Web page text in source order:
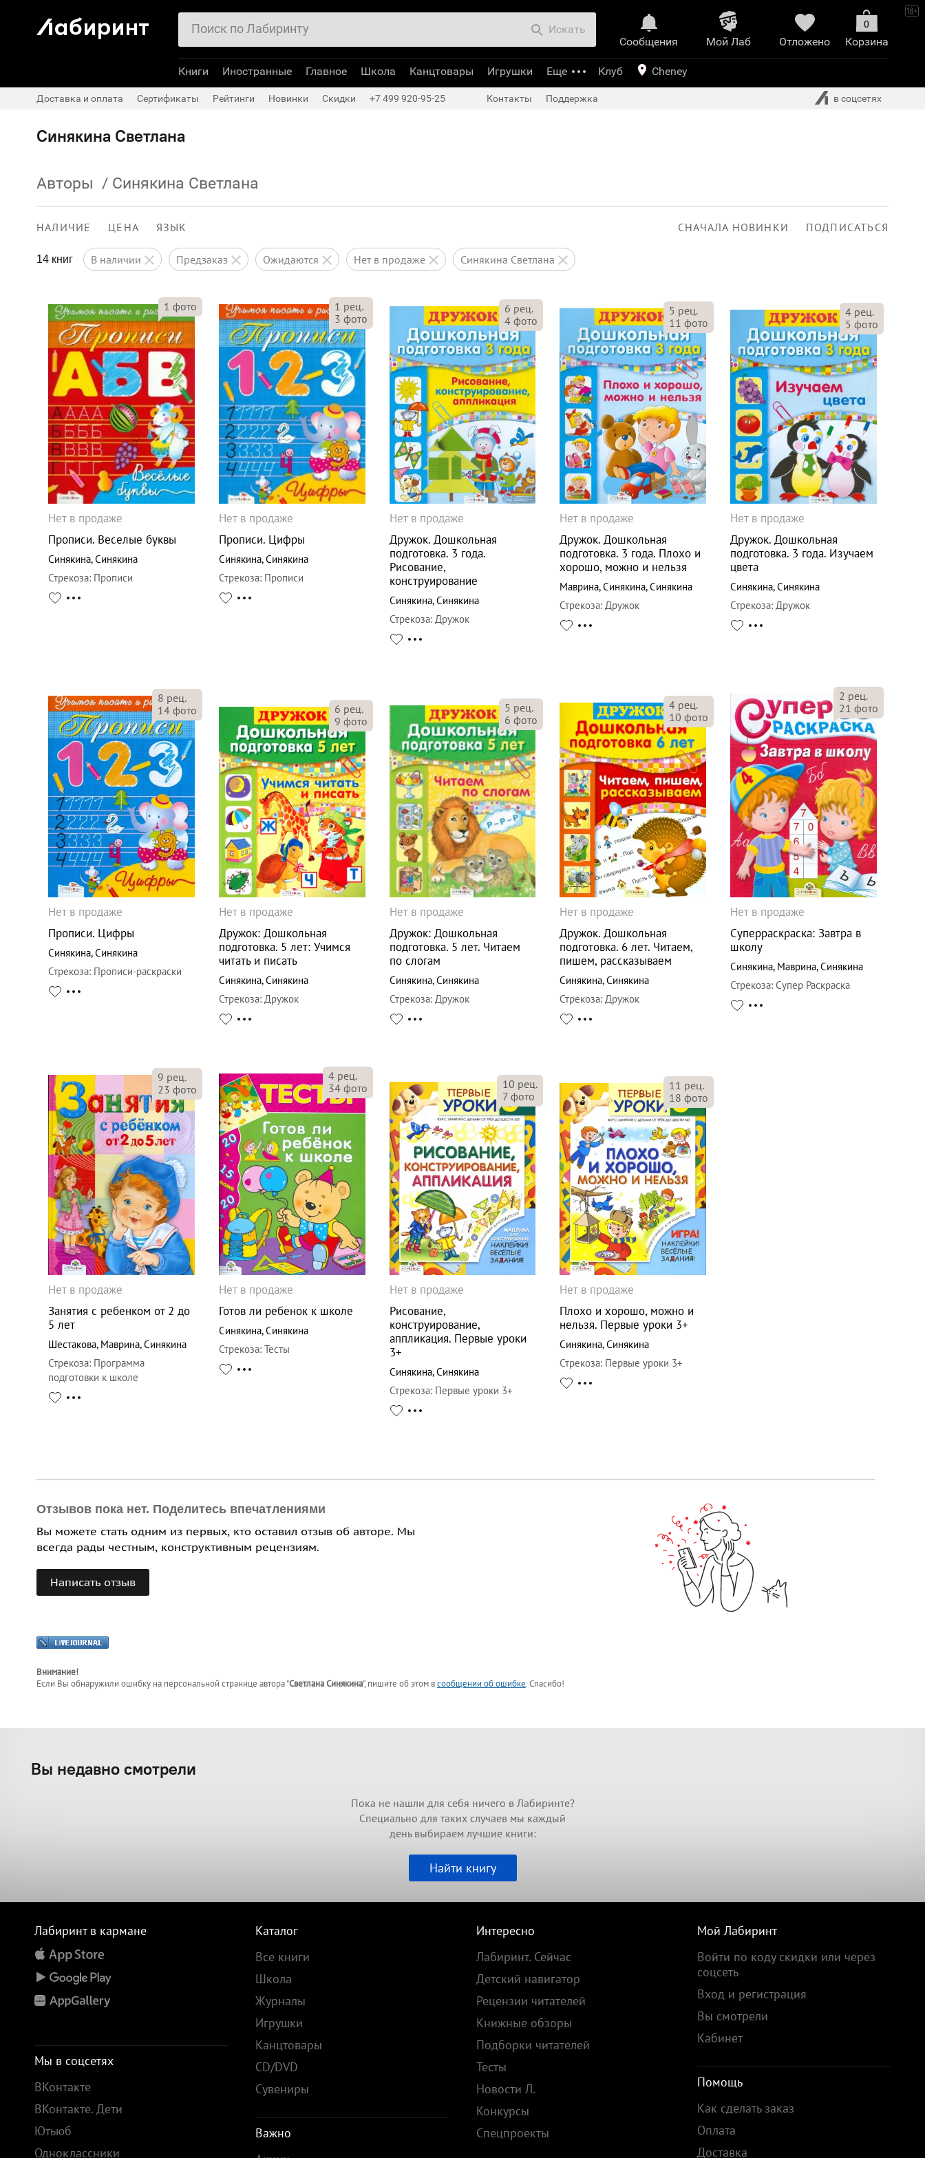
Синякина Светлана
Авторы / Синякина Светлана
НАЛИЧИЕ ЦЕНА ЯЗЫК СНАЧАЛА НОВИНКИ ПОДПИСАТЬСЯ
14 книг в наличии предзаказ ожидаются нет в продаже Синякина Светлана
1 фото
Нет в продаже
Прописи. Веселые буквы
Синякина,Синякина
Стрекоза: Прописи
1 рец.
3 фото
Нет в продаже
Прописи. Цифры
Синякина,Синякина
Стрекоза: Прописи
6 рец.
4 фото
Нет в продаже
Дружок. Дошкольная
подготовка. 3 года.
Рисование,
конструирование
Синякина,Синякина
Стрекоза: Дружок
5 рец.
11 фото
Нет в продаже
Дружок. Дошкольная
подготовка. 3 года. Плохо и
хорошо, можно и нельзя
Маврина,Синякина,Синякина
Стрекоза: Дружок
4 рец.
5 фото
Нет в продаже
Дружок. Дошкольная
подготовка. 3 года. Изучаем
цвета
Синякина,Синякина
Стрекоза: Дружок
8 рец.
14фото
Нет в продаже
Прописи. Цифры
Синякина,Синякина
Стрекоза: Прописи-раскраски
6 рец.
9 фото
Нет в продаже
Дружок: Дошкольная
подготовка. 5 лет: Учимся
читать и писать
Синякина,Синякина
Стрекоза: Дружок
5 рец.
6 фото
Нет в продаже
Дружок: Дошкольная
подготовка. 5 лет. Читаем
по слогам
Синякина,Синякина
Стрекоза: Дружок
4рец.
10 фото
Нет в продаже
Дружок. Дошкольная
подготовка. 6 лет. Читаем,
пишем, рассказываем
Синякина,Синякина
Стрекоза:Дружок
2 рец.
21 фото
Нет в продаже
Суперраскраска: Завтра в
школу
Синякина, Маврина,Синякина
Стрекоза: Супер Раскраска
9 рец.
23 фото
Нет в продаже
Занятия с ребенком от 2 до
5 лет
Шестакова, Маврина,Синякина
Стрекоза: Программа
подготовки к школе
4рец.
34фото
Нет в продаже
Готов ли ребенок к школе
Синякина,Синякина
Стрекоза: Тесты
10 рец.
7 фото
Нет в продаже
Рисование,
конструирование,
аппликация. Первые уроки
3+
Синякина,Синякина
Стрекоза: Первые уроки 3+
11 рец.
18 фото
Нет в продаже
Плохо и хорошо, можно и
нельзя. Первые уроки 3+
Синякина,Синякина
Стрекоза: Первые уроки 3+
Отзывов пока нет. Поделитесь впечатлениями
Вы можете стать одним из первых, кто оставил отзыв об авторе. Мы
всегда рады честным, конструктивным рецензиям.
Написать отзыв
Внимание!
Если Вы обнаружили ошибку на персональной странице автора "Светлана Синякина", пишите об этом всообщении об ошибке. Спасибо!
Сообщения
Mой Лаб​
иринт
Отложено
0
Корзина
Искать
Книги Иностранные Главное Школа Канцтовары Игрушки Еще Клуб Cheney
Доставка и оплата Сертификаты Рейтинги Новинки Скидки +7 499 920-95-25 Контакты Поддержка в соцсетях
Вы недавно смотрели
Пока не нашли для себя ничего в Лабиринте?
Специально для таких случаев мы каждый
день выбираем лучшие книги:
Найти книгу
Лабиринт в кармане
Мы в соцсетях
ВКонтакте
ВКонтакте. Дети
Ютьюб
Одноклассники
Каталог
Все книги
Школа
Журналы
Игрушки
Канцтовары
CD/DVD
Сувениры
Важно
Интересно
Лабиринт. Сейчас
Детский навигатор
Рецензии читателей
Книжные обзоры
Подборки читателей
Тесты
Новости Л.
Конкурсы
Спецпроекты
Мой Лабиринт
Войти по коду скидки или через
соцсеть
Вход и регистрация
Вы смотрели
Кабинет
Помощь
Как сделать заказ
Оплата
Доставка